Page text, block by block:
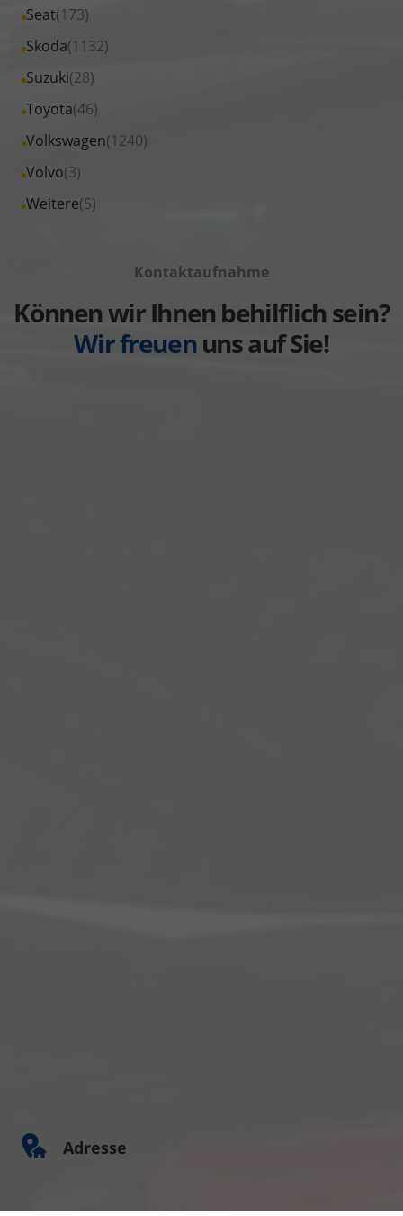
anzeigen
Peugeot
anzeigen
Fahrzeuge
Renault
anzeigen
Seat(173)
Alle
Fahrzeuge
Seat
anzeigen
Skoda(1132)
Alle
Fahrzeuge
Skoda
anzeigen
Suzuki(28)
Alle
Fahrzeuge
Suzuki
anzeigen
Toyota(46)
Alle
Fahrzeuge
Toyota
anzeigen
Volkswagen(1240)
Alle
Fahrzeuge
Volkswagen
Volvo(3)
Alle
Fahrzeuge
Weitere(5)
Alle
anzeigen
Kontaktaufnahme
Können wir Ihnen behilflich sein?
Wir freuenuns auf Sie!
Adresse